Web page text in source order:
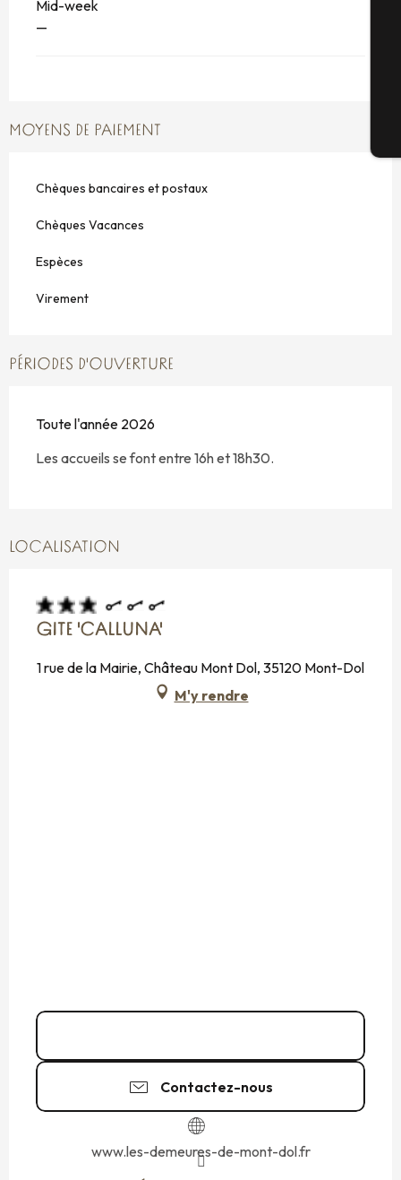
Mid-week
—
MOYENS DE PAIEMENT
Chèques bancaires et postaux
Chèques Vacances
Espèces
Virement
PÉRIODES D'OUVERTURE
Toute l'année 2026
Les accueils se font entre 16h et 18h30.
LOCALISATION
GITE 'CALLUNA'
1 rue de la Mairie, Château Mont Dol, 35120 Mont-Dol
M'y rendre
Contactez-nous
www.les-demeures-de-mont-dol.fr